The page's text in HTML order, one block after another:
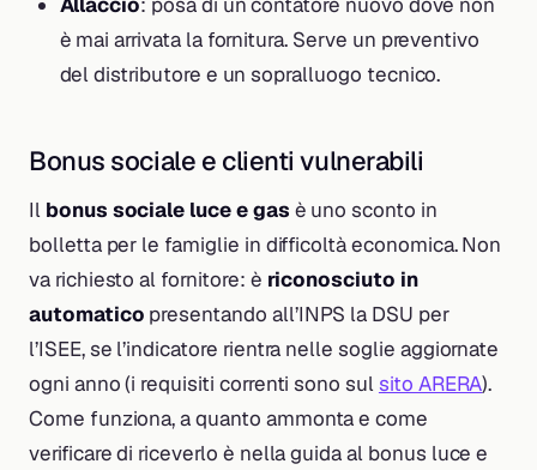
Allaccio: posa di un contatore nuovo dove non
è mai arrivata la fornitura. Serve un preventivo
del distributore e un sopralluogo tecnico.
Bonus sociale e clienti vulnerabili
Il bonus sociale luce e gas è uno sconto in
bolletta per le famiglie in difficoltà economica. Non
va richiesto al fornitore: è riconosciuto in
automatico presentando all’INPS la DSU per
l’ISEE, se l’indicatore rientra nelle soglie aggiornate
ogni anno (i requisiti correnti sono sulsito ARERA).
Come funziona, a quanto ammonta e come
verificare di riceverlo è nella guida al bonus luce e